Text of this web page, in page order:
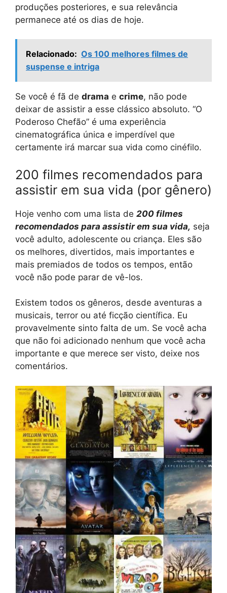
produções posteriores, e sua relevância
permanece até os dias de hoje.
Relacionado: Os 100 melhores filmes de
suspense e intriga
Se você é fã de drama e crime, não pode
deixar de assistir a esse clássico absoluto. “O
Poderoso Chefão” é uma experiência
cinematográfica única e imperdível que
certamente irá marcar sua vida como cinéfilo.
200 filmes recomendados para
assistir em sua vida (por gênero)
Hoje venho com uma lista de 200 filmes
recomendados para assistir em sua vida, seja
você adulto, adolescente ou criança. Eles são
os melhores, divertidos, mais importantes e
mais premiados de todos os tempos, então
você não pode parar de vê-los.
Existem todos os gêneros, desde aventuras a
musicais, terror ou até ficção científica. Eu
provavelmente sinto falta de um. Se você acha
que não foi adicionado nenhum que você acha
importante e que merece ser visto, deixe nos
comentários.